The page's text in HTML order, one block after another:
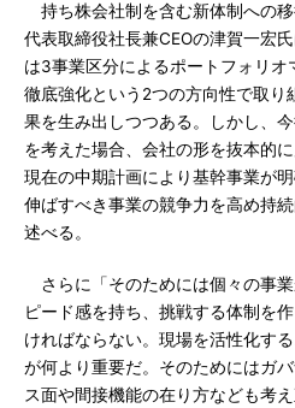
持ち株会社制を含む新体制への
代表取締役社長兼CEOの津賀一宏
は3事業区分によるポートフォリ
徹底強化という2つの方向性で取り
果を生み出しつつある。しかし、
を考えた場合、会社の形を抜本的
現在の中期計画により基幹事業が
伸ばすべき事業の競争力を高め持
述べる。
さらに「そのためには個々の事業
ピード感を持ち、挑戦する体制を
ければならない。現場を活性化する
が何より重要だ。そのためにはガ
ス面や間接機能の在り方なども考